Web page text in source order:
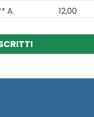
A. 12,00